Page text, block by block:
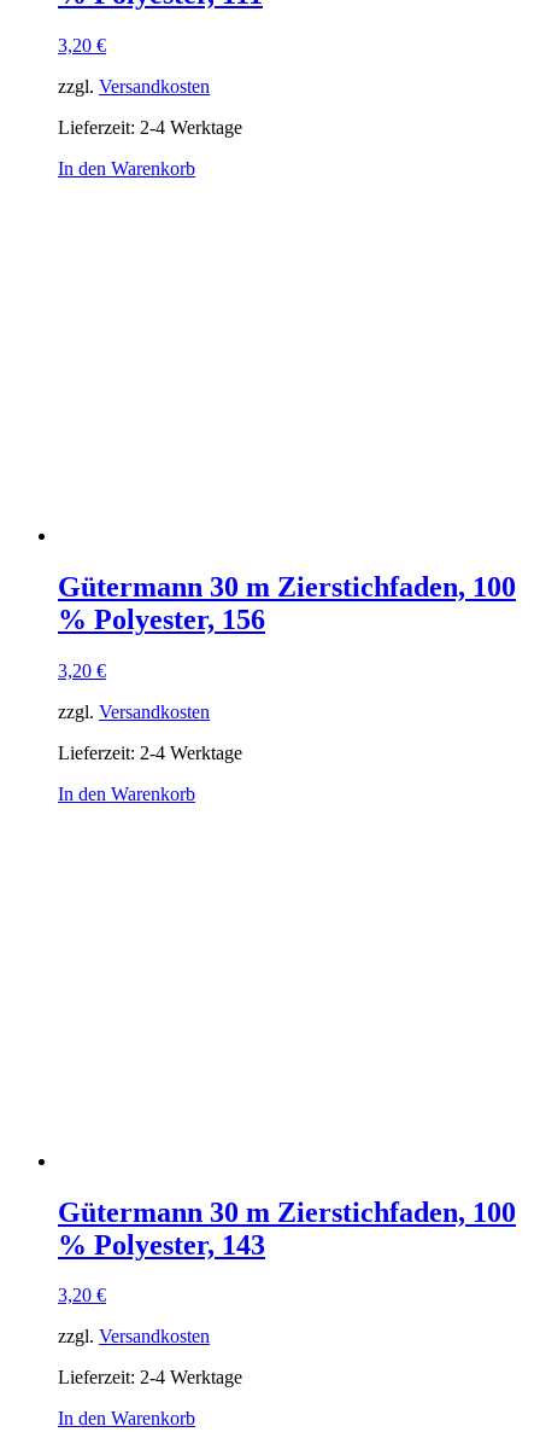
3,20 €
zzgl. Versandkosten
Lieferzeit: 2-4 Werktage
In den Warenkorb
Gütermann 30 m Zierstichfaden, 100
% Polyester, 156
3,20 €
zzgl. Versandkosten
Lieferzeit: 2-4 Werktage
In den Warenkorb
Gütermann 30 m Zierstichfaden, 100
% Polyester, 143
3,20 €
zzgl. Versandkosten
Lieferzeit: 2-4 Werktage
In den Warenkorb